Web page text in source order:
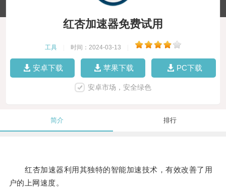
红杏加速器免费试用
工具 时间：2024-03-13
安卓下载 苹果下载 PC下载
安卓市场，安全绿色
简介 排行
红杏加速器利用其独特的智能加速技术，有效改善了用
户的上网速度。